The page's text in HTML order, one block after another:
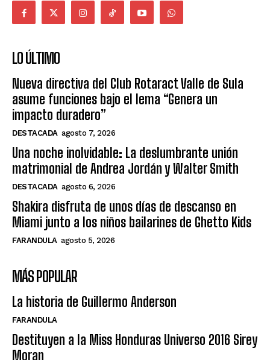
LO ÚLTIMO
Nueva directiva del Club Rotaract Valle de Sula
asume funciones bajo el lema “Genera un
impacto duradero”
DESTACADA agosto 7, 2026
Una noche inolvidable: La deslumbrante unión
matrimonial de Andrea Jordán y Walter Smith
DESTACADA agosto 6, 2026
Shakira disfruta de unos días de descanso en
Miami junto a los niños bailarines de Ghetto Kids
FARANDULA agosto 5, 2026
MÁS POPULAR
La historia de Guillermo Anderson
FARANDULA
Destituyen a la Miss Honduras Universo 2016 Sirey
Moran